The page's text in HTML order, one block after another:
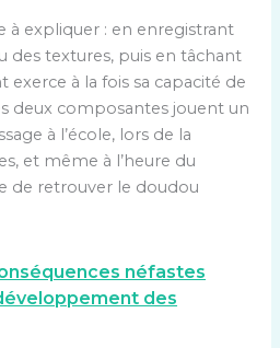
à expliquer : en enregistrant
des textures, puis en tâchant
exerce à la fois sa capacité de
deux composantes jouent un
à l’école, lors de la
et même à l’heure du
de retrouver le doudou
néfastes
des